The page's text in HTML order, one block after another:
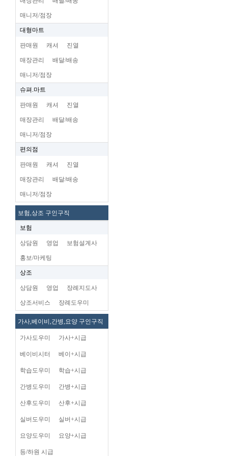
매니저/점장
대형마트
판매원 캐셔 진열
매장관리 배달/배송
매니저/점장
슈펴.마트
판매원 캐셔 진열
매장관리 배달/배송
매니저/점장
편의점
판매원 캐셔 진열
매장관리 배달/배송
매니저/점장
보험,상조 구인구직
보험
상담원 영업 보험설계사
홍보/마케팅
상조
상담원 영업 장례지도사
상조서비스 장례도우미
가사,베이비,간병,요양 구인구직
가사도우미 가사+시급
베이비시터 베이+시급
학습도우미 학습+시급
간병도우미 간병+시급
산후도우미 산후+시급
실버도우미 실버+시급
요양도우미 요양+시급
등/하원 시급